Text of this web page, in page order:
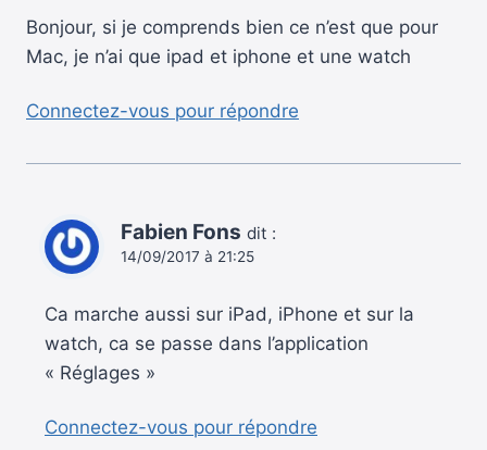
Bonjour, si je comprends bien ce n’est que pour
Mac, je n’ai que ipad et iphone et une watch
Connectez-vous pour répondre
Fabien Fons dit :
14/09/2017 à 21:25
Ca marche aussi sur iPad, iPhone et sur la
watch, ca se passe dans l’application
« Réglages »
Connectez-vous pour répondre